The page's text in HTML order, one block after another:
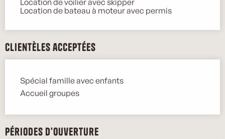
Location de voilier avec skipper
Location de bateau à moteur avec permis
Clientèles acceptées
Spécial famille avec enfants
Accueil groupes
Périodes d'ouverture